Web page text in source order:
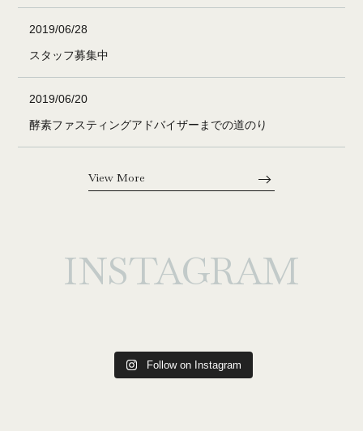
2019/06/28
スタッフ募集中
2019/06/20
酵素ファスティングアドバイザーまでの道のり
View More
INSTAGRAM
Follow on Instagram